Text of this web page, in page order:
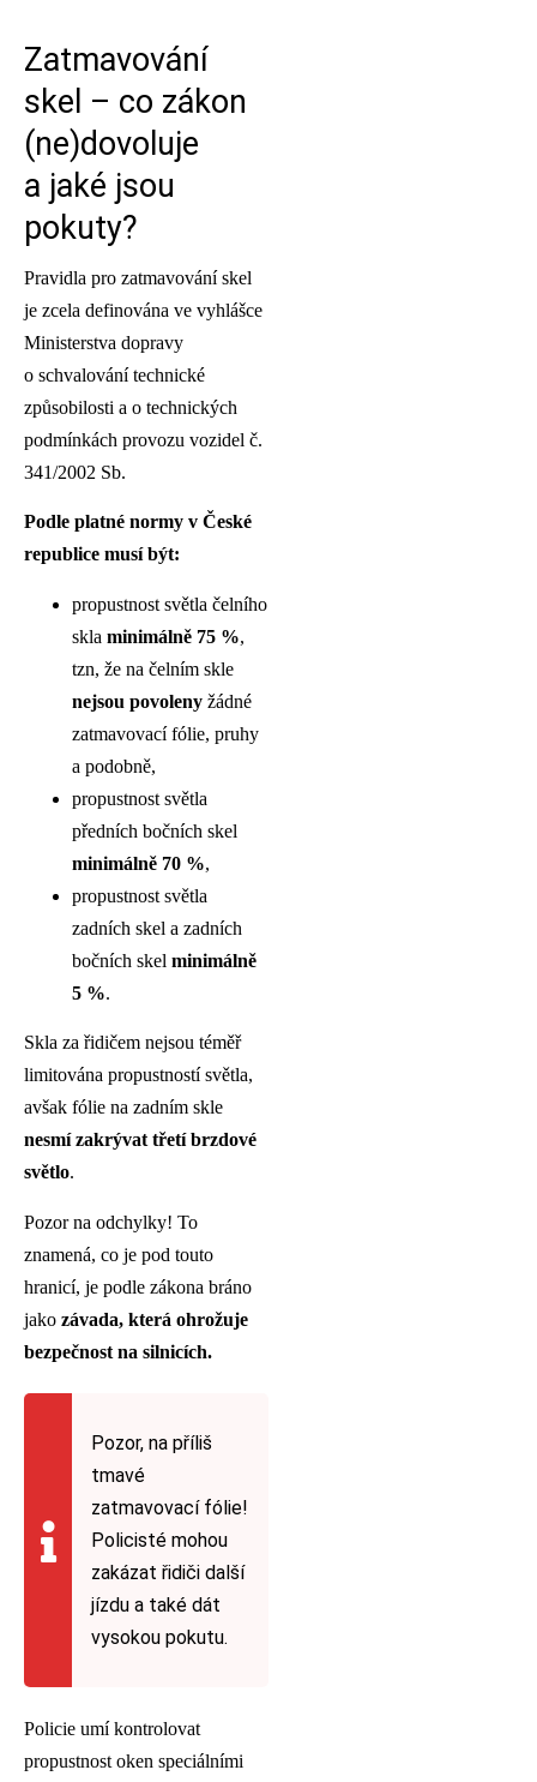
Zatmavování
skel – co zákon
(ne)dovoluje
a jaké jsou
pokuty?
Pravidla pro zatmavování skel
je zcela definována ve vyhlášce
Ministerstva dopravy
o schvalování technické
způsobilosti a o technických
podmínkách provozu vozidel č.
341/2002 Sb.
Podle platné normy v České
republice musí být:
propustnost světla čelního
skla minimálně 75 %,
tzn, že na čelním skle
nejsou povoleny žádné
zatmavovací fólie, pruhy
a podobně,
propustnost světla
předních bočních skel
minimálně 70 %,
propustnost světla
zadních skel a zadních
bočních skel minimálně
5 %.
Skla za řidičem nejsou téměř
limitována propustností světla,
avšak fólie na zadním skle
nesmí zakrývat třetí brzdové
světlo.
Pozor na odchylky! To
znamená, co je pod touto
hranicí, je podle zákona bráno
jako závada, která ohrožuje
bezpečnost na silnicích.
Pozor, na příliš
tmavé
zatmavovací fólie!
Policisté mohou
zakázat řidiči další
jízdu a také dát
vysokou pokutu.
Policie umí kontrolovat
propustnost oken speciálními